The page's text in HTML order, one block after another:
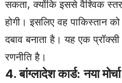
सकता, क्योंकि इससे वैश्विक
होगी। इसलिए वह पाकिस्तान
दबाव बनाता है। यह एक प्रॉक्सी
रणनीति है।
4. बांग्लादेश कार्ड: नया मोर्चा